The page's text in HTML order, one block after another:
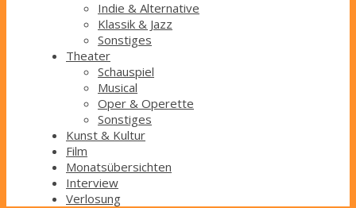
Indie & Alternative
Klassik & Jazz
Sonstiges
Theater
Schauspiel
Musical
Oper & Operette
Sonstiges
Kunst & Kultur
Film
Monatsübersichten
Interview
Verlosung